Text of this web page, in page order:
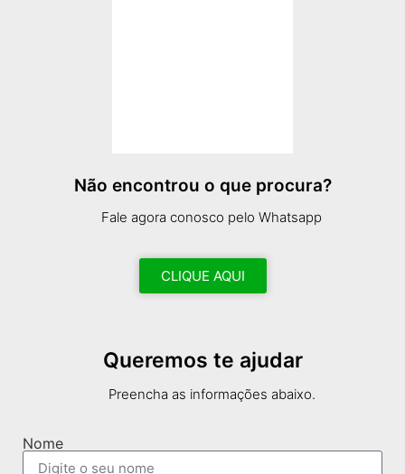
Não encontrou o que procura?
Fale agora conosco pelo Whatsapp
CLIQUE AQUI
Queremos te ajudar
Preencha as informações abaixo.
Nome